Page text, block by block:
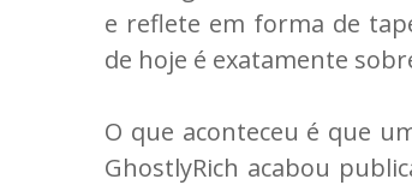
e reflete em forma de
de hoje é exatamente
O que aconteceu é que
GhostlyRich acabou